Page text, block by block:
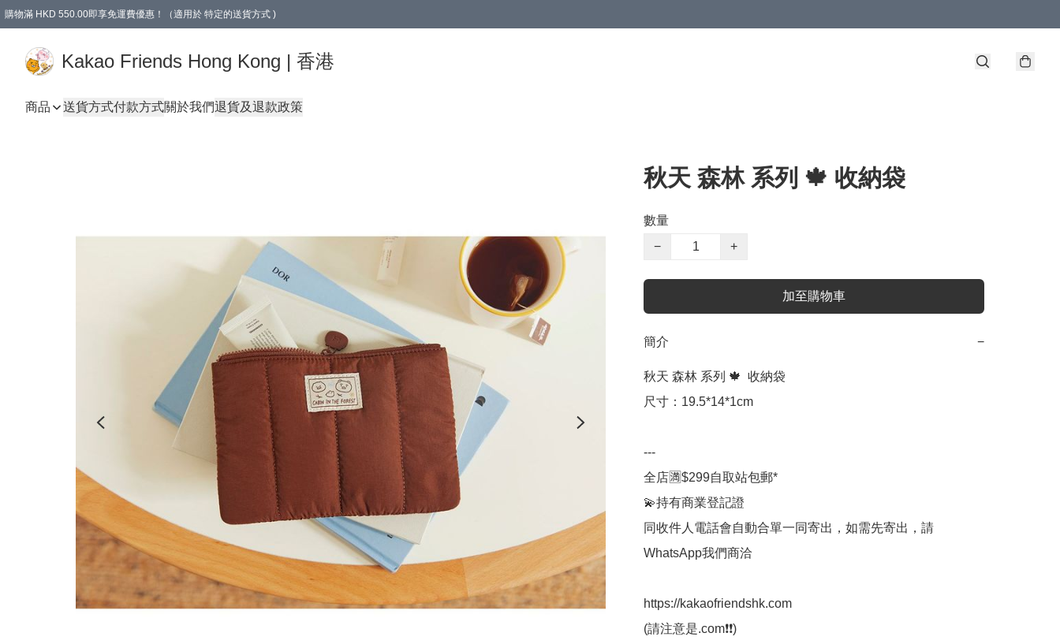
購物滿 HKD 550.00即享免運費優惠！（適用於 特定的送貨方式 )
Kakao Friends Hong Kong | 香港
商品 送貨方式付款方式關於我們退貨及退款政策
秋天 森林 系列 🍁 收納袋
數量
−
+
加至購物車
簡介 −
秋天 森林 系列 🍁  收納袋
尺寸：19.5*14*1cm
---
全店🈵$299自取站包郵*
💫持有商業登記證
同收件人電話會自動合單一同寄出，如需先寄出，請
WhatsApp我們商洽
https://kakaofriendshk.com
(請注意是.com❗❗)